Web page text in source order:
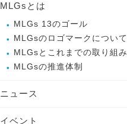
MLGsとは
MLGs 13のゴール
MLGsのロゴマークについて
MLGsとこれまでの取り組み
MLGsの推進体制
ニュース
イベント